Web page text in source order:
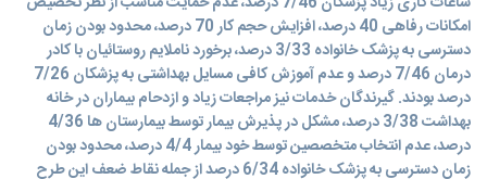
امکانات رفاهی 40 درصد، افزایش حجم کار 70 درصد، محدود بودن زمان
دسترسی به پزشک خانواده 3/33 درصد، برخورد ناملایم روستائیان با کادر
درمان 7/46 درصد و عدم آموزش کافی مسایل بهداشتی به پزشکان 7/26
درصد بودند. گیرندگان خدمات نیز مراجعات زیاد و ازدحام بیماران در خانه
بهداشت 3/38 درصد، مشکل در پذیرش بیمار توسط بیمارستان ها 4/36
درصد، عدم انتخاب متخصصین توسط خود بیمار 4/4 درصد، محدود بودن
زمان دسترسی به پزشک خانواده 6/34 درصد از جمله نقاط ضعف این طرح